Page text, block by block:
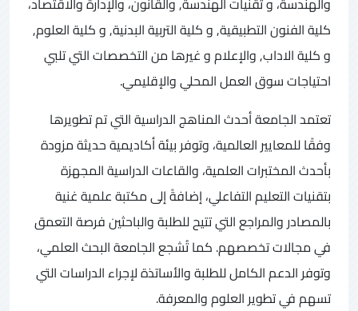
كلية الفنون التطبيقية, و كلية التربية البدنية, و كلية العلوم,
و كلية الاداب, والإعلام و غيرها من التخصصات التي تلبي
احتياجات سوق العمل المحلي والإقليمي.
تعتمد الجامعة أحدث المناهج الدراسية التي تم تطويرها
وفقًا للمعايير العالمية، وتوفر بيئة أكاديمية حديثة مزودة
بأحدث المختبرات العلمية، والقاعات الدراسية المجهزة
بتقنيات التعليم التفاعلي، إضافةً إلى مكتبة علمية غنية
بالمصادر والمراجع التي تتيح للطلبة والباحثين فرصة التعمق
في مجالات تخصصهم. كما تُشجع الجامعة البحث العلمي،
وتوفر الدعم الكامل للطلبة والأساتذة لإجراء الدراسات التي
تسهم في تطوير العلوم والمعرفة.